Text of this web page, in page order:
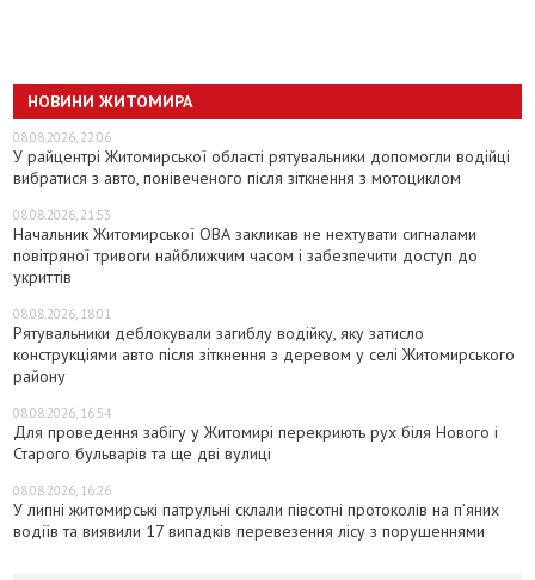
НОВИНИ ЖИТОМИРА
08.08.2026, 22:06
У райцентрі Житомирської області рятувальники допомогли водійці
вибратися з авто, понівеченого після зіткнення з мотоциклом
08.08.2026, 21:53
Начальник Житомирської ОВА закликав не нехтувати сигналами
повітряної тривоги найближчим часом і забезпечити доступ до
укриттів
08.08.2026, 18:01
Рятувальники деблокували загиблу водійку, яку затисло
конструкціями авто після зіткнення з деревом у селі Житомирського
району
08.08.2026, 16:54
Для проведення забігу у Житомирі перекриють рух біля Нового і
Старого бульварів та ще дві вулиці
08.08.2026, 16:26
У липні житомирські патрульні склали півсотні протоколів на пʼяних
водіїв та виявили 17 випадків перевезення лісу з порушеннями